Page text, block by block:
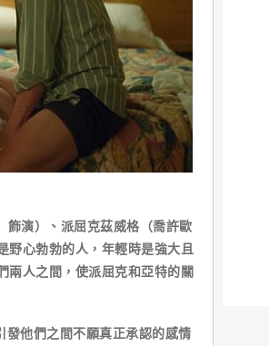
演）、派屈克茲威格（喬許歐
心勃勃的人，年輕時是強大且
兩人之間，使派屈克和亞特的關
他們之間不願真正承認的感情